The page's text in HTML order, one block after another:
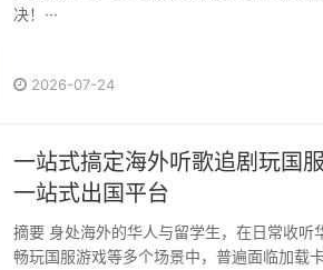
决！···
2026-07-24
一站式搞定海外听歌追剧玩国
一站式出国平台
摘要 身处海外的华人与留学生，在日常收听
畅玩国服游戏等多个场景中，普遍面临加载